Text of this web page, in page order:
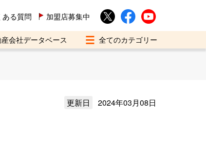
ある質問 加盟店募集中
会社データベース
更新日 2024年03月08日